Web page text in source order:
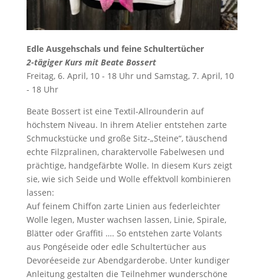
Edle Ausgehschals und feine Schultertücher
2-tägiger Kurs mit Beate Bossert
Freitag, 6. April, 10 - 18 Uhr und Samstag, 7. April, 10
- 18 Uhr
Beate Bossert ist eine Textil-Allrounderin auf
höchstem Niveau. In ihrem Atelier entstehen zarte
Schmuckstücke und große Sitz-„Steine“, täuschend
echte Filzpralinen, charaktervolle Fabelwesen und
prächtige, handgefärbte Wolle. In diesem Kurs zeigt
sie, wie sich Seide und Wolle effektvoll kombinieren
lassen:
Auf feinem Chiffon zarte Linien aus federleichter
Wolle legen, Muster wachsen lassen, Linie, Spirale,
Blätter oder Graffiti …. So entstehen zarte Volants
aus Pongéseide oder edle Schultertücher aus
Devoréeseide zur Abendgarderobe. Unter kundiger
Anleitung gestalten die Teilnehmer wunderschöne